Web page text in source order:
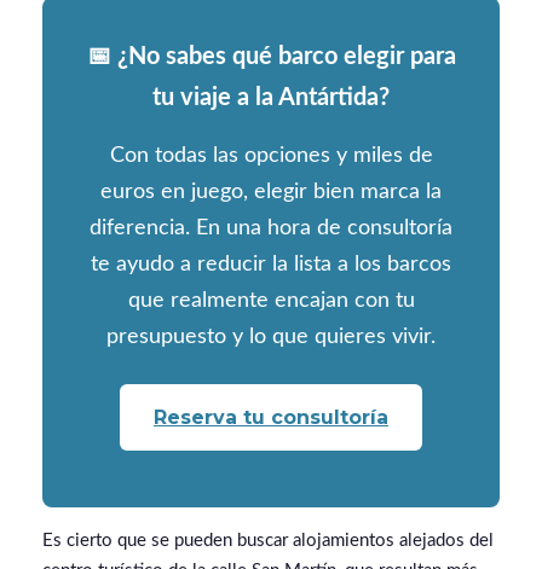
📅 ¿No sabes qué barco elegir para
tu viaje a la Antártida?
Con todas las opciones y miles de
euros en juego, elegir bien marca la
diferencia. En una hora de consultoría
te ayudo a reducir la lista a los barcos
que realmente encajan con tu
presupuesto y lo que quieres vivir.
Reserva tu consultoría
Es cierto que se pueden buscar alojamientos alejados del